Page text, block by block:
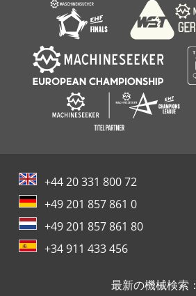
+44 20 331 800 72
+49 201 857 861 0
+49 201 857 861 80
+34 911 433 456
最新の機械検索：